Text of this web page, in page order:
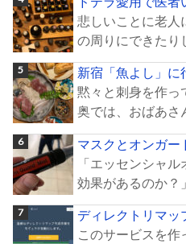
悲しいことに老人
の周りにできた
新宿「魚よし」に
黙々と刺身を作っ
奥では、おばあさ
マスクとオンガー
「エッセンシャ
効果があるのか？
ディレクトリマッ
このサービスを作